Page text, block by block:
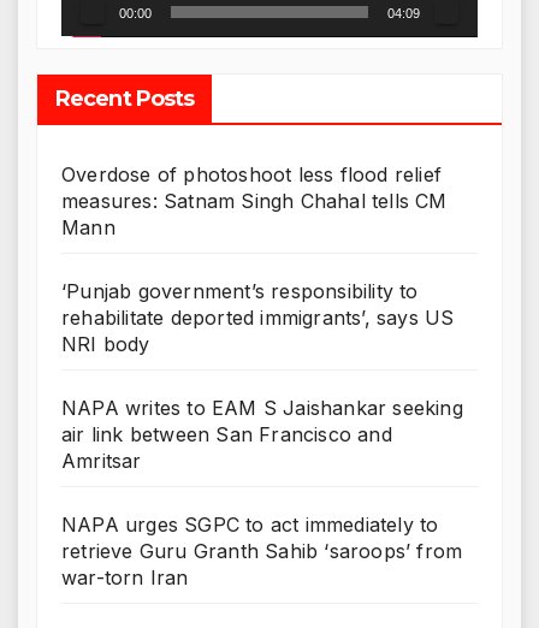
00:00 04:09
Recent Posts
Overdose of photoshoot less flood relief
measures: Satnam Singh Chahal tells CM
Mann
‘Punjab government’s responsibility to
rehabilitate deported immigrants’, says US
NRI body
NAPA writes to EAM S Jaishankar seeking
air link between San Francisco and
Amritsar
NAPA urges SGPC to act immediately to
retrieve Guru Granth Sahib ‘saroops’ from
war-torn Iran